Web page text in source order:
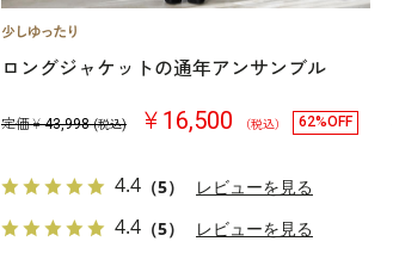
ロングジャケットの通年アンサンブル
定価￥43,998 (税込) ￥16,500 （税込） 62%OFF
4.4 （5） レビューを見る
4.4 （5） レビューを見る